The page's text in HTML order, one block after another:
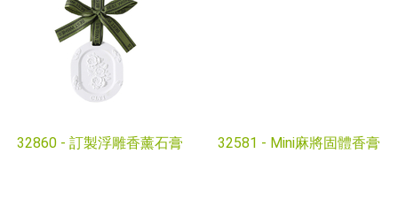
32860 - 訂製浮雕香薰石膏 32581 - Mini麻將固體香膏